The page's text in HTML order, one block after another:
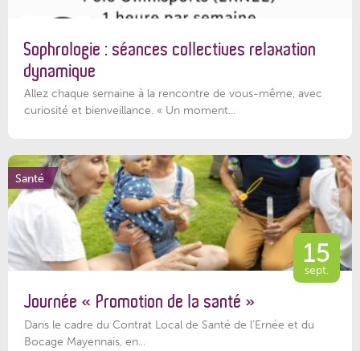
Sophrologie : séances collectives relaxation
dynamique
Allez chaque semaine à la rencontre de vous-même, avec
curiosité et bienveillance. « Un moment...
Santé
15
sept.
Journée « Promotion de la santé »
Dans le cadre du Contrat Local de Santé de l’Ernée et du
Bocage Mayennais, en...